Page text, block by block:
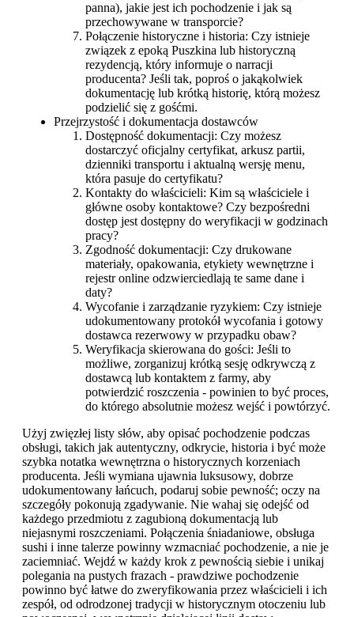
panna), jakie jest ich pochodzenie i jak są
przechowywane w transporcie?
Połączenie historyczne i historia: Czy istnieje
związek z epoką Puszkina lub historyczną
rezydencją, który informuje o narracji
producenta? Jeśli tak, poproś o jakąkolwiek
dokumentację lub krótką historię, którą możesz
podzielić się z gośćmi.
Przejrzystość i dokumentacja dostawców
Dostępność dokumentacji: Czy możesz
dostarczyć oficjalny certyfikat, arkusz partii,
dzienniki transportu i aktualną wersję menu,
która pasuje do certyfikatu?
Kontakty do właścicieli: Kim są właściciele i
główne osoby kontaktowe? Czy bezpośredni
dostęp jest dostępny do weryfikacji w godzinach
pracy?
Zgodność dokumentacji: Czy drukowane
materiały, opakowania, etykiety wewnętrzne i
rejestr online odzwierciedlają te same dane i
daty?
Wycofanie i zarządzanie ryzykiem: Czy istnieje
udokumentowany protokół wycofania i gotowy
dostawca rezerwowy w przypadku obaw?
Weryfikacja skierowana do gości: Jeśli to
możliwe, zorganizuj krótką sesję odkrywczą z
dostawcą lub kontaktem z farmy, aby
potwierdzić roszczenia - powinien to być proces,
do którego absolutnie możesz wejść i powtórzyć.
Użyj zwięzłej listy słów, aby opisać pochodzenie podczas
obsługi, takich jak autentyczny, odkrycie, historia i być może
szybka notatka wewnętrzna o historycznych korzeniach
producenta. Jeśli wymiana ujawnia luksusowy, dobrze
udokumentowany łańcuch, podaruj sobie pewność; oczy na
szczegóły pokonują zgadywanie. Nie wahaj się odejść od
każdego przedmiotu z zagubioną dokumentacją lub
niejasnymi roszczeniami. Połączenia śniadaniowe, obsługa
sushi i inne talerze powinny wzmacniać pochodzenie, a nie je
zaciemniać. Wejdź w każdy krok z pewnością siebie i unikaj
polegania na pustych frazach - prawdziwe pochodzenie
powinno być łatwe do zweryfikowania przez właścicieli i ich
zespół, od odrodzonej tradycji w historycznym otoczeniu lub